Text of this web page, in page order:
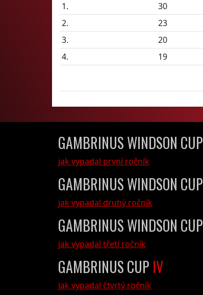
1.
30
2.
23
3.
20
4.
19
GAMBRINUS WINDSON CUP
jak vypadal první ročník
GAMBRINUS WINDSON CUP
jak vypadal druhý ročník
GAMBRINUS WINDSON CUP
jak vypadal třetí ročník
GAMBRINUS CUP IV
jak vypadal čtvrtý ročník